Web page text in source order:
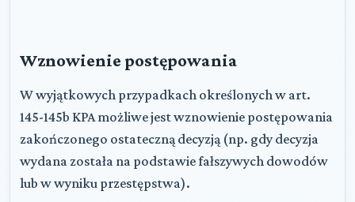
Wznowienie postępowania
W wyjątkowych przypadkach określonych w art.
145-145b KPA możliwe jest wznowienie postępowania
zakończonego ostateczną decyzją (np. gdy decyzja
wydana została na podstawie fałszywych dowodów
lub w wyniku przestępstwa).